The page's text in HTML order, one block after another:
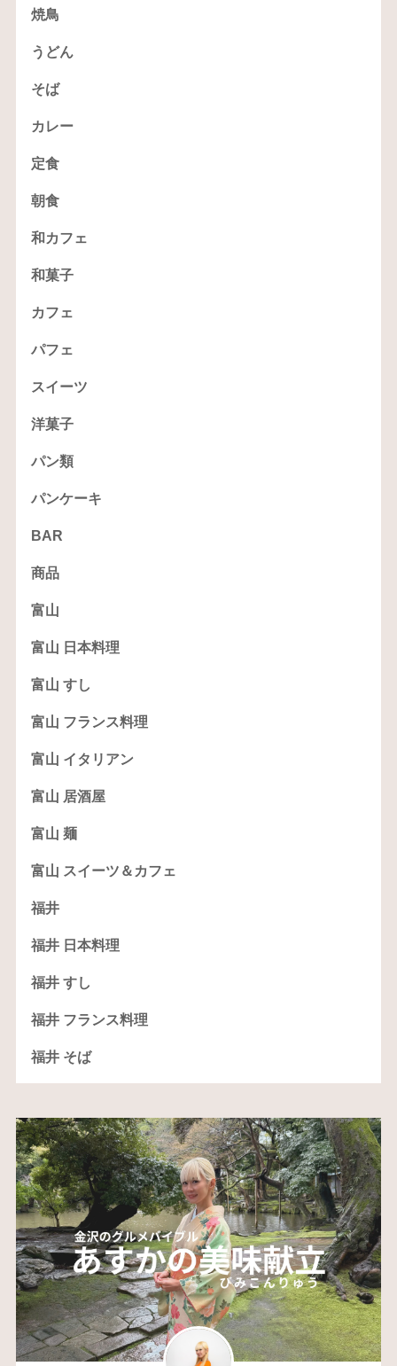
焼鳥
うどん
そば
カレー
定食
朝食
和カフェ
和菓子
カフェ
パフェ
スイーツ
洋菓子
パン類
パンケーキ
BAR
商品
富山
富山 日本料理
富山 すし
富山 フランス料理
富山 イタリアン
富山 居酒屋
富山 麺
富山 スイーツ＆カフェ
福井
福井 日本料理
福井 すし
福井 フランス料理
福井 そば